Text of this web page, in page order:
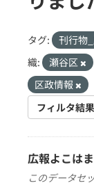
タグ: 刊行物
織:
瀬谷区
区政情報
フィルタ結果
広報よこは
このデータセ